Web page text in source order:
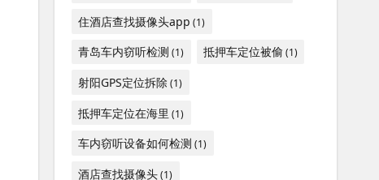
住酒店查找摄像头app (1)
青岛车内窃听检测 (1) 抵押车定位被偷 (1)
射阳GPS定位拆除 (1)
抵押车定位在海里 (1)
车内窃听设备如何检测 (1)
酒店查找摄像头(1)